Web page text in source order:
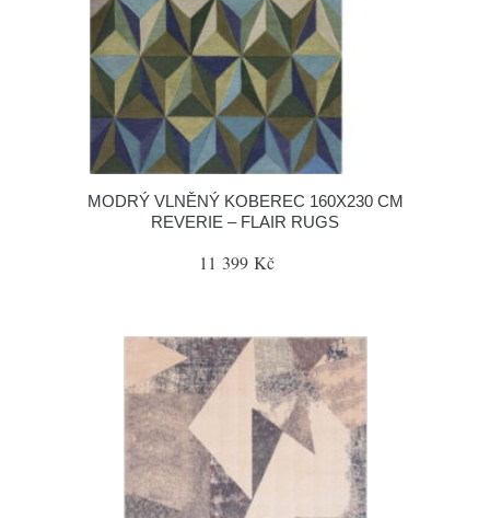
MODRÝ VLNĚNÝ KOBEREC 160X230 CM
REVERIE – FLAIR RUGS
11 399 Kč